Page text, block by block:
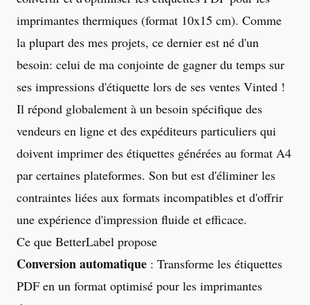
imprimantes thermiques (format 10x15 cm). Comme
la plupart des mes projets, ce dernier est né d'un
besoin: celui de ma conjointe de gagner du temps sur
ses impressions d'étiquette lors de ses ventes Vinted !
Il répond globalement à un besoin spécifique des
vendeurs en ligne et des expéditeurs particuliers qui
doivent imprimer des étiquettes générées au format A4
par certaines plateformes. Son but est d'éliminer les
contraintes liées aux formats incompatibles et d'offrir
une expérience d'impression fluide et efficace.
Ce que BetterLabel propose
Conversion automatique : Transforme les étiquettes
PDF en un format optimisé pour les imprimantes